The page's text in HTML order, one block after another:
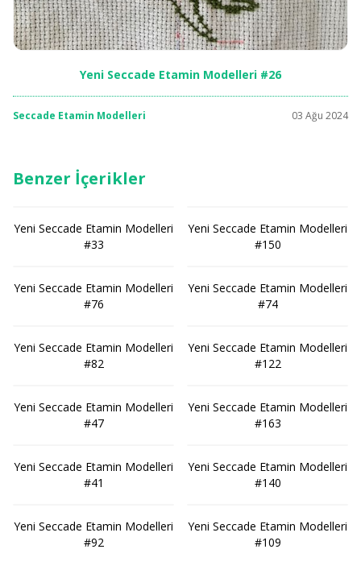
Yeni Seccade Etamin Modelleri #26
Seccade Etamin Modelleri 03 Ağu 2024
Benzer İçerikler
Yeni Seccade Etamin Modelleri
#33
Yeni Seccade Etamin Modelleri
#76
Yeni Seccade Etamin Modelleri
#82
Yeni Seccade Etamin Modelleri
#47
Yeni Seccade Etamin Modelleri
#41
Yeni Seccade Etamin Modelleri
#92
Yeni Seccade Etamin Modelleri
#150
Yeni Seccade Etamin Modelleri
#74
Yeni Seccade Etamin Modelleri
#122
Yeni Seccade Etamin Modelleri
#163
Yeni Seccade Etamin Modelleri
#140
Yeni Seccade Etamin Modelleri
#109